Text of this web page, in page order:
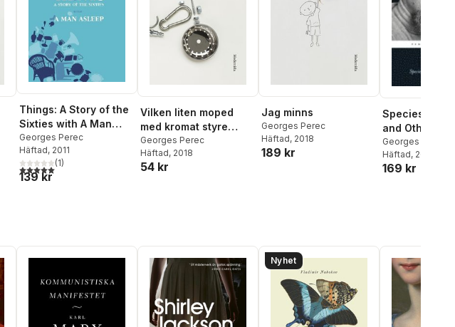
röster:
Things: A Story of the
Sixties with A Man
Asleep
Georges Perec
Häftad, 2011
5,0utav 5 stjärnor. Totalt antal röster:
(1)
139 kr
Vilken liten moped
med kromat styre
längst in på gården?
Georges Perec
Häftad, 2018
54 kr
Jag minns
Georges Perec
Häftad, 2018
189 kr
Species of
and Other
Georges Perec
Sturrock
Häftad, 2008
169 kr
Nyhet